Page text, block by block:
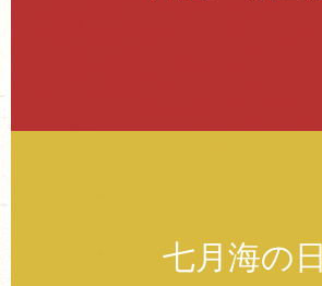
七月海の日